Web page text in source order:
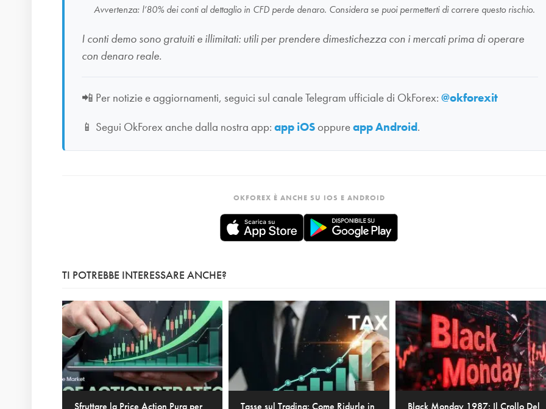
Avvertenza: l’80% dei conti al dettaglio in CFD perde denaro. Considera se puoi permetterti di correre questo rischio.
I conti demo sono gratuiti e illimitati: utili per prendere dimestichezza con i mercati prima di operare
con denaro reale.
📲 Per notizie e aggiornamenti, seguici sul canale Telegram ufficiale di OkForex: @okforexit
📱 Segui OkForex anche dalla nostra app: app iOSoppureapp Android.
OKFOREX È ANCHE SU IOS E ANDROID
TI POTREBBE INTERESSARE ANCHE?
Sfruttare la Price Action Pura per Tasse sul Trading: Come Ridurle in Black Monday 1987: Il Crollo Del